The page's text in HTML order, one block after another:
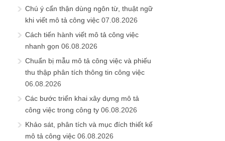
Chú ý cẩn thận dùng ngôn từ, thuật ngữ
khi viết mô tả công việc 07.08.2026
Cách tiến hành viết mô tả công việc
nhanh gọn 06.08.2026
Chuẩn bị mẫu mô tả công việc và phiếu
thu thập phân tích thông tin công việc
06.08.2026
Các bước triển khai xây dựng mô tả
công việc trong công ty 06.08.2026
Khảo sát, phân tích và mục đích thiết kế
mô tả công việc 06.08.2026